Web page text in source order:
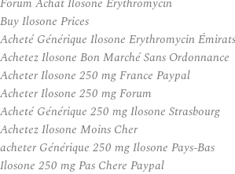
Buy Ilosone Prices
Acheté Générique Ilosone Erythromycin
Achetez Ilosone Bon Marché Sans Ordonnance
Acheter Ilosone 250 mg France Paypal
Acheter Ilosone 250 mg Forum
Acheté Générique 250 mg Ilosone Strasbourg
Achetez Ilosone Moins Cher
acheter Générique 250 mg Ilosone Pays-Bas
Ilosone 250 mg Pas Chere Paypal